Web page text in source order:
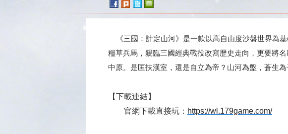
《三國：計定山河》是一款以高自由度沙盤世界為
糧草兵馬，親臨三國經典戰役改寫歷史走向，更要將
中原。是匡扶漢室，還是自立為帝？山河為盤，蒼生為
【下載連結】
官網下載直接玩： https://wl.179game.com/